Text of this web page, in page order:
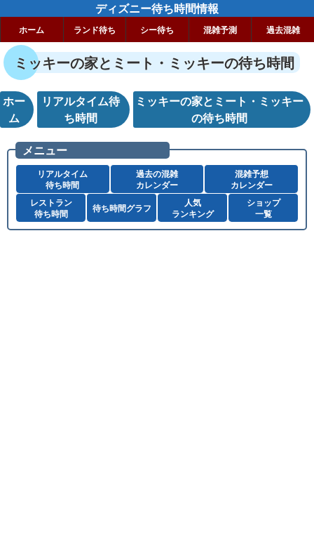
ディズニー待ち時間情報
ホーム ランド待ち シー待ち 混雑予測 過去混雑
ミッキーの家とミート・ミッキーの待ち時間
ホー
ム
リアルタイム待
ち時間
ミッキーの家とミート・ミッキー
の待ち時間
メニュー
リアルタイム
待ち時間
過去の混雑
カレンダー
混雑予想
カレンダー
レストラン
待ち時間
待ち時間グラフ
人気
ランキング
ショップ
一覧